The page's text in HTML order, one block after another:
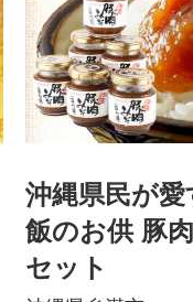
沖縄県民が
飯のお供 豚
セット